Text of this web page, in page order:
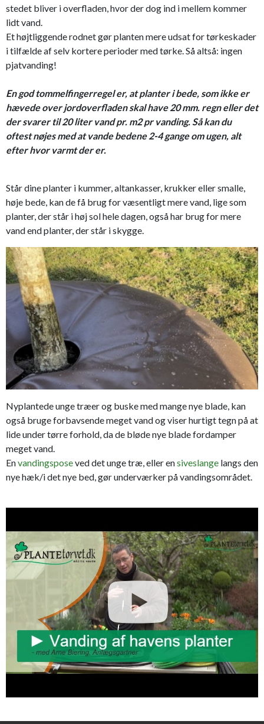
stedet bliver i overfladen, hvor der dog ind i mellem kommer
lidt vand.
Et højtliggende rodnet gør planten mere udsat for tørkeskader
i tilfælde af selv kortere perioder med tørke. Så altså: ingen
pjatvanding!
En god tommelfingerregel er, at planter i bede, som ikke er
hævede over jordoverfladen skal have 20 mm. regn eller det
der svarer til 20 liter vand pr. m2 pr vanding.Så kan du
oftest nøjes med at vande bedene 2-4 gange om ugen, alt
efter hvor varmt der er.
Står dine planter i kummer, altankasser, krukker eller smalle,
høje bede, kan de få brug for væsentligt mere vand, lige som
planter, der står i høj sol hele dagen, også har brug for mere
vand end planter, der står i skygge.
Nyplantede unge træer og buske med mange nye blade, kan
også bruge forbavsende meget vand og viser hurtigt tegn på at
lide under tørre forhold, da de bløde nye blade fordamper
meget vand.
Envandingsposeved det unge træ, eller ensiveslange langs den
nye hæk/i det nye bed, gør underværker på vandingsområdet.